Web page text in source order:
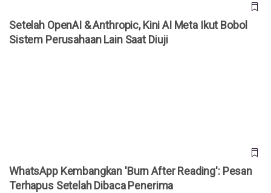
Setelah OpenAI & Anthropic, Kini AI Meta Ikut Bobol
Sistem Perusahaan Lain Saat Diuji
WhatsApp Kembangkan 'Burn After Reading': Pesan
Terhapus Setelah Dibaca Penerima